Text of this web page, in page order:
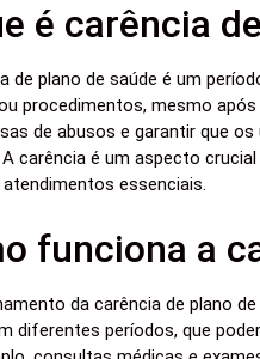
é carência
de plano de saúde é um
procedimentos, mesmo
de abusos e garantir que
carência é um aspecto
essenciais.
funciona a
da carência de plano
diferentes períodos, que